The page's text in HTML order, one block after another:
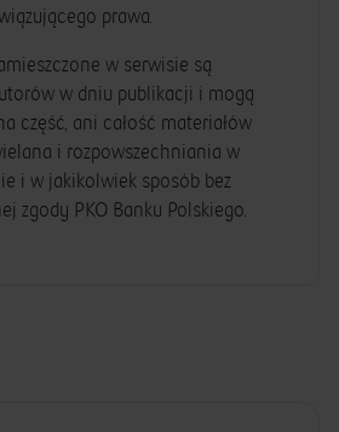
prawa.
w serwisie są
w dniu publikacji i mogą
część, ani całość materiałów
i rozpowszechniania w
i w jakikolwiek sposób bez
zgody PKO Banku Polskiego.